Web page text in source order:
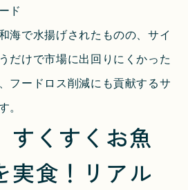
ド
海で水揚げされたものの、サイ
だけで市場に出回りにくかった
フードロス削減にも貢献するサ
。
すくすくお魚
実食！リアル